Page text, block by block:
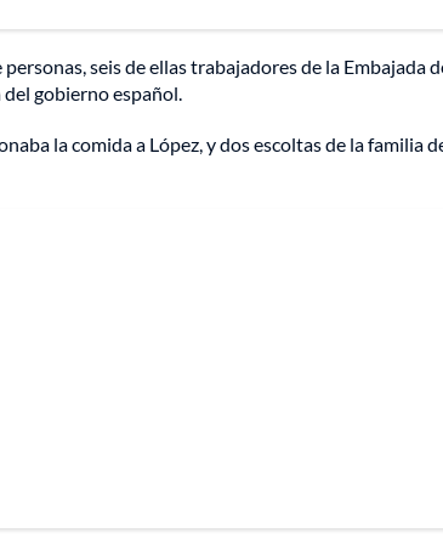
seis de ellas trabajadores de la Embajada
gobierno español.
la comida a López, y dos escoltas de la familia